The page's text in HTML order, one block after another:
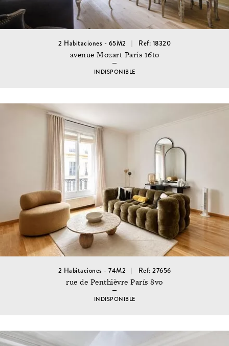
2 Habitaciones - 65M2 Ref: 18320
avenue Mozart París 16to
INDISPONIBLE
2 Habitaciones - 74M2 Ref: 27656
rue de Penthièvre París 8vo
INDISPONIBLE